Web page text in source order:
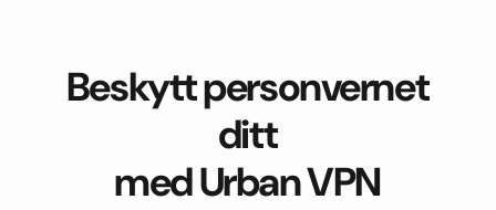
Beskytt personvernet
ditt
med Urban VPN